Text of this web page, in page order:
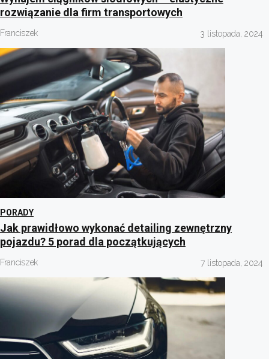
rozwiązanie dla firm transportowych
Franciszek 3 listopada, 2024
PORADY
Jak prawidłowo wykonać detailing zewnętrzny
pojazdu? 5 porad dla początkujących
Franciszek 7 listopada, 2024